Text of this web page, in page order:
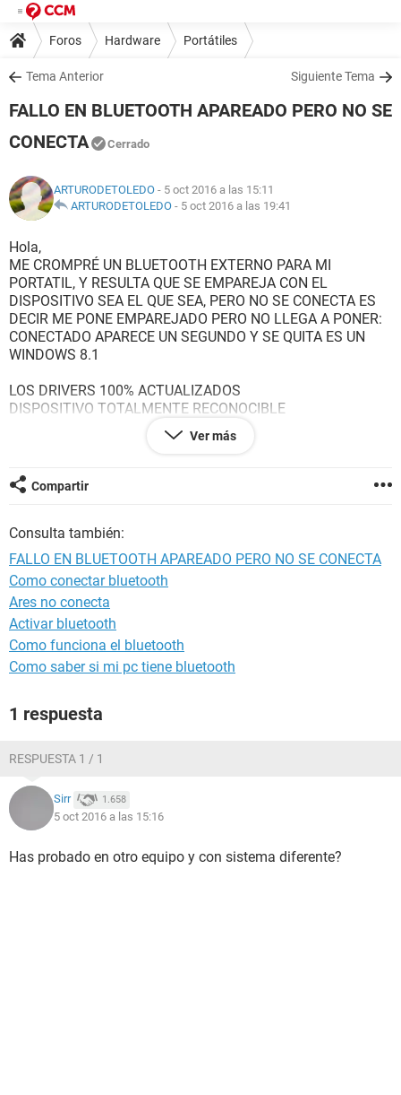
Foros Hardware Portátiles
Tema Anterior Siguiente Tema
FALLO EN BLUETOOTH APAREADO PERO NO SE
CONECTA
Cerrado
ARTURODETOLEDO - 5 oct 2016 a las 15:11
ARTURODETOLEDO - 5 oct 2016 a las 19:41
Hola,
ME CROMPRÉ UN BLUETOOTH EXTERNO PARA MI
PORTATIL, Y RESULTA QUE SE EMPAREJA CON EL
DISPOSITIVO SEA EL QUE SEA, PERO NO SE CONECTA ES
DECIR ME PONE EMPAREJADO PERO NO LLEGA A PONER:
CONECTADO APARECE UN SEGUNDO Y SE QUITA ES UN
WINDOWS 8.1
LOS DRIVERS 100% ACTUALIZADOS
DISPOSITIVO TOTALMENTE RECONOCIBLE
NO SE QUE MAS HACER Y ME HE PATEADO TUTORIALES Y
Ver más
Compartir
Consulta también:
FALLO EN BLUETOOTH APAREADO PERO NO SE CONECTA
Como conectar bluetooth
Ares no conecta
Activar bluetooth
Como funciona el bluetooth
Como saber si mi pc tiene bluetooth
1 respuesta
RESPUESTA 1 / 1
Sirr 1.658
5 oct 2016 a las 15:16
Has probado en otro equipo y con sistema diferente?